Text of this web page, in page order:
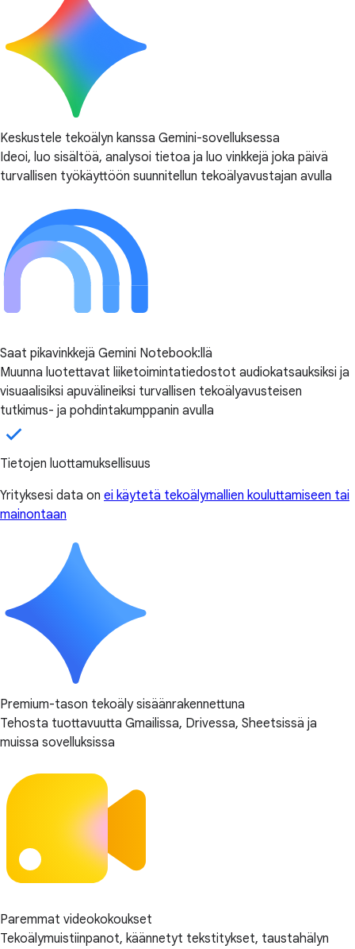
Keskustele tekoälyn kanssa Gemini-sovelluksessa
Ideoi, luo sisältöä, analysoi tietoa ja luo vinkkejä joka päivä
turvallisen työkäyttöön suunnitellun tekoälyavustajan avulla
Saat pikavinkkejä Gemini Notebook:llä
Muunna luotettavat liiketoimintatiedostot audiokatsauksiksi ja
visuaalisiksi apuvälineiksi turvallisen tekoälyavusteisen
tutkimus- ja pohdintakumppanin avulla
Tietojen luottamuksellisuus
Yrityksesi data on ei käytetä tekoälymallien kouluttamiseen tai
mainontaan
Premium-tason tekoäly sisäänrakennettuna
Tehosta tuottavuutta Gmailissa, Drivessa, Sheetsissä ja
muissa sovelluksissa
Paremmat videokokoukset
Tekoälymuistiinpanot, käännetyt tekstitykset, taustahälyn